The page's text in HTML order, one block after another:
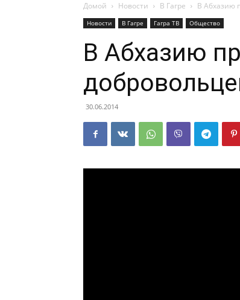
Домой Новости В Гагре В Абхазию
Новости В Гагре Гагра ТВ Общество
В Абхазию
30.06.2014